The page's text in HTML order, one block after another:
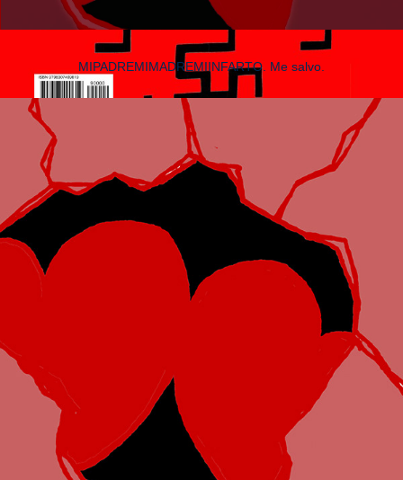
MIPADREMIMADREMIINFARTO. Me salvo.